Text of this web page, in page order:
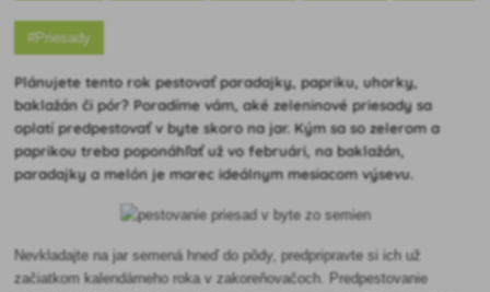
#Priesady
Plánujete tento rok pestovať paradajky, papriku, uhorky,
baklažán či pór? Poradíme vám, aké zeleninové priesady sa
oplatí predpestovať v byte skoro na jar. Kým sa so zelerom a
paprikou treba poponáhľať už vo februári, na baklažán,
paradajky a melón je marec ideálnym mesiacom výsevu.
Nevkladajte na jar semená hneď do pôdy, predpripravte si ich už
začiatkom kalendárneho roka v zakoreňovačoch. Predpestovanie